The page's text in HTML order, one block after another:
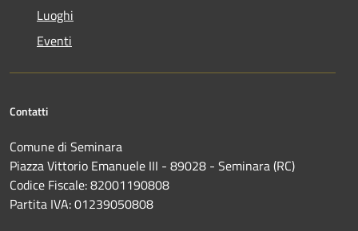
Luoghi
Eventi
Contatti
Comune di Seminara
Piazza Vittorio Emanuele III - 89028 - Seminara (RC)
Codice Fiscale: 82001190808
Partita IVA: 01239050808